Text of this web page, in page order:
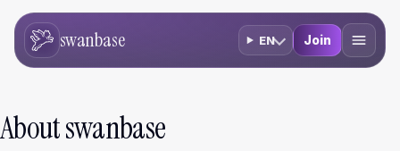
swanbase EN Join
About swanbase